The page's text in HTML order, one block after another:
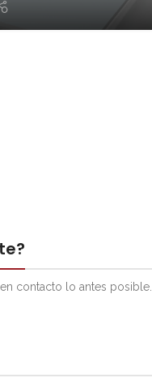
contacto lo antes posible.